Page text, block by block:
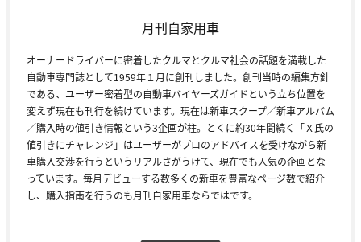
月刊自家用車
オーナードライバーに密着したクルマとクルマ社会の話題を満載した
自動車専門誌として1959年１月に創刊しました。創刊当時の編集方針
である、ユーザー密着型の自動車バイヤーズガイドという立ち位置を
変えず現在も刊行を続けています。現在は新車スクープ／新車アルバム
／購入時の値引き情報という3企画が柱。とくに約30年間続く「Ｘ氏の
値引きにチャレンジ」はユーザーがプロのアドバイスを受けながら新
車購入交渉を行うというリアルさがうけて、現在でも人気の企画とな
っています。毎月デビューする数多くの新車を豊富なページ数で紹介
し、購入指南を行うのも月刊自家用車ならではです。